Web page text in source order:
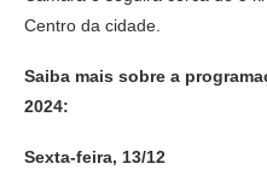
Centro da cidade.
Saiba mais sobre a
2024:
Sexta-feira, 13/12